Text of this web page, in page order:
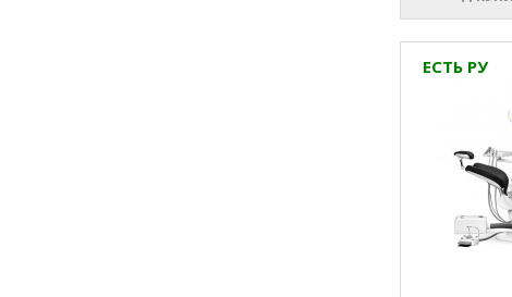
ЕСТЬ РУ